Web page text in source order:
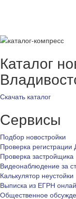
Каталог
Скачать каталог
Сервисы
Подбор новостройки
Проверка регистрации
Проверка застройщика
Видеонаблюдение за
Калькулятор неустойки
Выписка из ЕГРН
Общественное